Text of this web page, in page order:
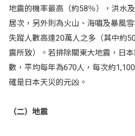
地震的機率最高（約58％），洪水
居次，另外則為火山、海嘯及暴風
失蹤人數高達20萬人之多（其中約
震所致）。若排除關東大地震，日
數，平均每年為670人，每次約
確是日本天災的元凶。
（二）地震